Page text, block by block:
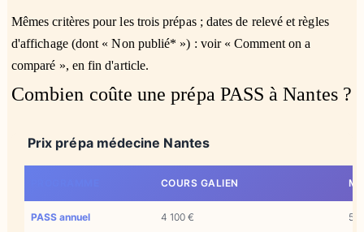
Mêmes critères pour les trois prépas ; dates de relevé et règles
d'affichage (dont « Non publié* ») : voir « Comment on a
comparé », en fin d'article.
Combien coûte une prépa PASS à Nantes ?
Prix prépa médecine Nantes
COURS GALIEN
PASS annuel 4 100 € 5